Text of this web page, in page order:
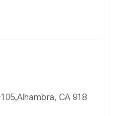
CA 918